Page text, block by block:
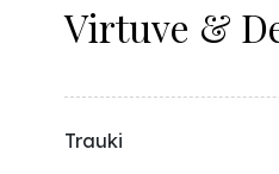
Virtuve &
Trauki